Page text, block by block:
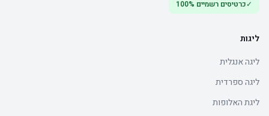
✓כרטיסים רשמיים 100%
ליגות
ליגה אנגלית
ליגה ספרדית
ליגת האלופות